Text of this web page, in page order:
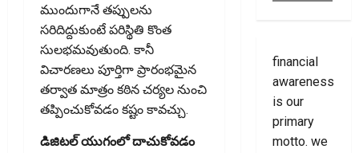
ముందుగానే తప్పులను
సరిదిద్దుకుంటే పరిస్థితి కొంత
సులభమవుతుంది. కానీ
విచారణలు పూర్తిగా ప్రారంభమైన
తర్వాత మాత్రం కఠిన చర్యల నుంచి
తప్పించుకోవడం కష్టం కావచ్చు.
డిజిటల్ యుగంలో దాచుకోవడం
financial
awareness
is our
primary
motto. we